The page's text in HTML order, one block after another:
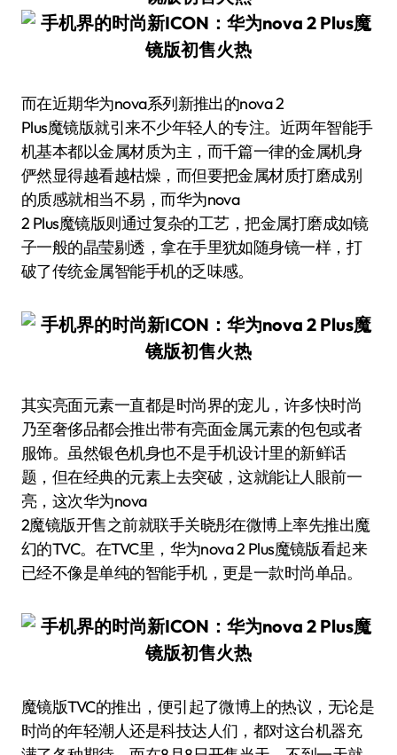
而在近期华为nova系列新推出的nova 2
Plus魔镜版就引来不少年轻人的专注。近两年智能手
机基本都以金属材质为主，而千篇一律的金属机身
俨然显得越看越枯燥，而但要把金属材质打磨成别
的质感就相当不易，而华为nova
2 Plus魔镜版则通过复杂的工艺，把金属打磨成如镜
子一般的晶莹剔透，拿在手里犹如随身镜一样，打
破了传统金属智能手机的乏味感。
其实亮面元素一直都是时尚界的宠儿，许多快时尚
乃至奢侈品都会推出带有亮面金属元素的包包或者
服饰。虽然银色机身也不是手机设计里的新鲜话
题，但在经典的元素上去突破，这就能让人眼前一
亮，这次华为nova
2魔镜版开售之前就联手关晓彤在微博上率先推出魔
幻的TVC。在TVC里，华为nova 2 Plus魔镜版看起来
已经不像是单纯的智能手机，更是一款时尚单品。
魔镜版TVC的推出，便引起了微博上的热议，无论是
时尚的年轻潮人还是科技达人们，都对这台机器充